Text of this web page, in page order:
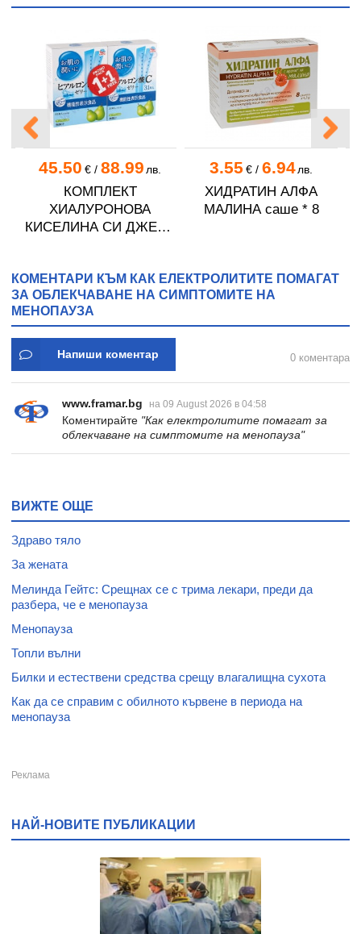
45.50 €/ 88.99 лв.
КОМПЛЕКТ
ХИАЛУРОНОВА
КИСЕЛИНА СИ ДЖЕЛИ
3.55 €/ 6.94 лв.
ХИДРАТИН АЛФА
МАЛИНА саше * 8
КОМЕНТАРИ КЪМ КАК ЕЛЕКТРОЛИТИТЕ ПОМАГАТ
ЗА ОБЛЕКЧАВАНЕ НА СИМПТОМИТЕ НА
МЕНОПАУЗА
Напиши коментар 0 коментара
www.framar.bg на 09 August 2026 в 04:58
Коментирайте "Как електролитите помагат за
облекчаване на симптомите на менопауза"
ВИЖТЕ ОЩЕ
Здраво тяло
За жената
Мелинда Гейтс: Срещнах се с трима лекари, преди да
разбера, че е менопауза
Менопауза
Топли вълни
Билки и естествени средства срещу влагалищна сухота
Как да се справим с обилното кървене в периода на
менопауза
НАЙ-НОВИТЕ ПУБЛИКАЦИИ